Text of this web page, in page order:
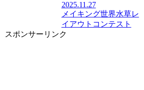
2025.11.27
メイキング世界水草レ
イアウトコンテスト
スポンサーリンク